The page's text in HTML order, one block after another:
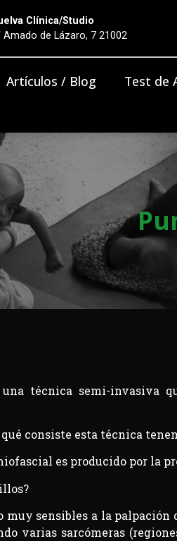
Clínica/Studio
Amado de Lázaro, 7 21002
Artículos / Blog Test de
técnica semi-invasiva
consiste esta técnica
es producido por la
muy sensibles a la
varias sarcómeras